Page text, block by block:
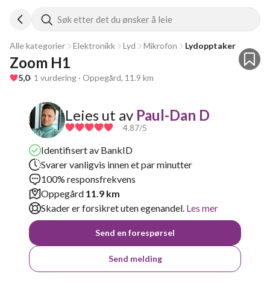
Søk etter det du ønsker å leie
Alle kategorier Elektronikk Lyd Mikrofon Lydopptaker
Zoom H1
5,0· 1 vurdering · Oppegård, 11.9 km
Leies ut av Paul-Dan D
4.87/5
Identifisert av BankID
Svarer vanligvis innen et par minutter
100% responsfrekvens
Oppegård 11.9 km
Skader er forsikret uten egenandel. Les mer
Send en forespørsel
Send melding